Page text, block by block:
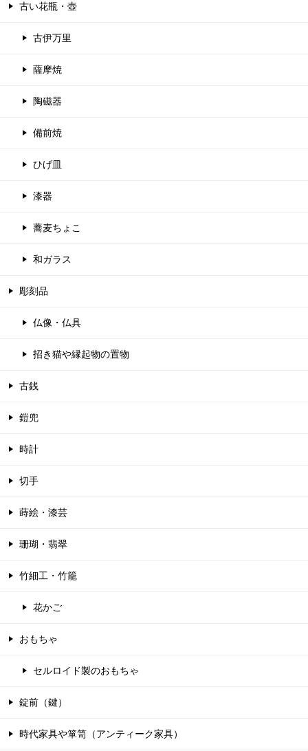
古い花瓶・壺
古伊万里
薩摩焼
陶磁器
備前焼
ひげ皿
漆器
蕎麦ちょこ
和ガラス
彫刻品
仏像・仏具
招き猫や縁起物の置物
古銭
鎧兜
時計
切手
蒔絵・漆芸
珊瑚・翡翠
竹細工・竹籠
花かご
おもちゃ
セルロイド製のおもちゃ
錠前（鍵）
時代家具や箪笥（アンティーク家具）